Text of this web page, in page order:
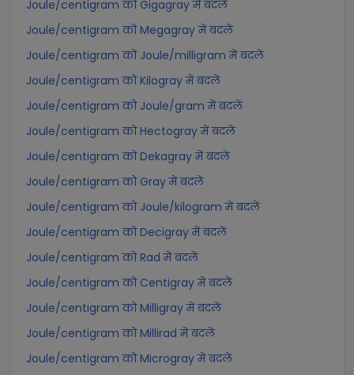
Joule/centigram को Gigagray में बदलें
Joule/centigram को Megagray में बदलें
Joule/centigram को Joule/milligram में बदलें
Joule/centigram को Kilogray में बदलें
Joule/centigram को Joule/gram में बदलें
Joule/centigram को Hectogray में बदलें
Joule/centigram को Dekagray में बदलें
Joule/centigram को Gray में बदलें
Joule/centigram को Joule/kilogram में बदलें
Joule/centigram को Decigray में बदलें
Joule/centigram को Rad में बदलें
Joule/centigram को Centigray में बदलें
Joule/centigram को Milligray में बदलें
Joule/centigram को Millirad में बदलें
Joule/centigram को Microgray में बदलें